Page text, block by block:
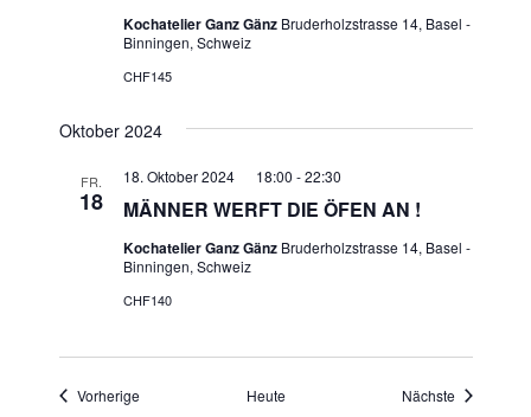
Kochatelier Ganz Gänz Bruderholzstrasse 14, Basel -
Binningen, Schweiz
CHF145
Oktober 2024
FR.
18 MÄNNER WERFT DIE ÖFEN AN !
18. Oktober 2024 18:00 -22:30
Kochatelier Ganz Gänz Bruderholzstrasse 14, Basel -
Binningen, Schweiz
CHF140
VorherigeVeranstaltungen Heute Nächste